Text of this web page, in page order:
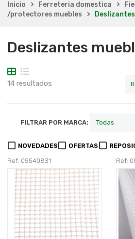
Inicio Ferreteria domestica
/protectores muebles
Deslizantes
14 resultados
FILTRAR POR MARCA:
NOVEDADES OFERTAS
Ref: 05540831 Ref: